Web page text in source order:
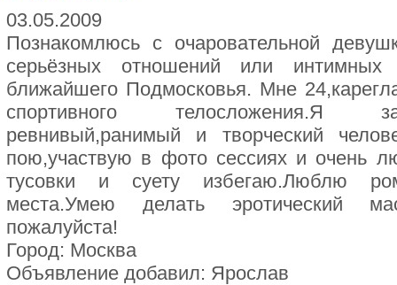
03.05.2009
Познакомлюсь с очаровательной
серьёзных отношений или
ближайшего Подмосковья. Мне
спортивного телосложения.Я
ревнивый,ранимый и творческий
пою,участвую в фото сессиях и очень
тусовки и суету избегаю.Люблю
места.Умею делать эротический
пожалуйста!
Город: Москва
Объявление добавил: Ярослав